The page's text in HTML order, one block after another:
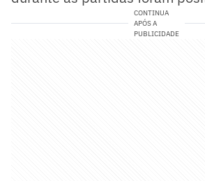
CONTINUA
APÓS A
PUBLICIDADE